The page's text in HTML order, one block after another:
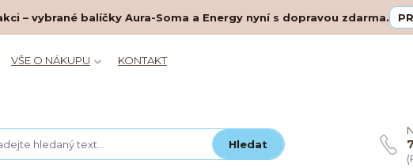
– vybrané balíčky Aura-Soma a Energy nyní s dopravou zdarma.
VŠE O NÁKUPU KONTAKT
Hledat